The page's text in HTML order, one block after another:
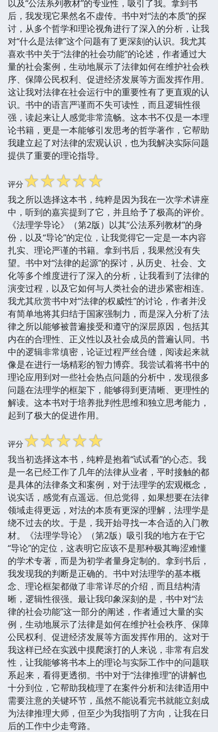
以及“公法系列教材”的专业性，吸引了我。拿到书
后，我发现它果然名不虚传。书中对“法的本质”的探
讨，从多个哲学和理论视角进行了深入的分析，让我
对“什么是法律”这个问题有了更深刻的认识。我尤其
喜欢书中关于“法律的社会功能”的论述，作者通过大
量的社会案例，生动地展示了法律如何在维护社会秩
序、保障公民权利、促进经济发展等方面发挥作用。
这让我对法律在社会运行中的重要性有了更直观的认
识。书中的语言严谨而不失可读性，而且逻辑性很
强，读起来让人感觉非常流畅。这本书不仅是一本理
论书籍，更是一本能够引发思考的哲学著作，它帮助
我建立起了对法律的宏观认识，也为我解决实际问题
提供了重要的理论指导。
评分☆☆☆☆☆
我之所以选择这本书，纯粹是因为我在一次学术讲座
中，听到的嘉宾提到了它，并且给予了极高的评价。
《法理学导论》（第2版）以其“公法系列教材”的身
份，以及“导论”的定位，让我觉得它一定是一本内容
扎实、理论严谨的书籍。拿到书后，我果然没有失
望。书中对“法律的起源”的探讨，从历史、社会、文
化等多个维度进行了深入的分析，让我看到了法律的
演变过程，以及它如何与人类社会的进步紧密相连。
我尤其欣赏书中对“法律的权威性”的讨论，作者并没
有简单地将其归结于国家强制力，而是深入分析了法
律之所以能够被普遍接受和遵守的深层原因，包括其
内在的合理性、正义性以及社会成员的普遍认同。书
中的逻辑非常缜密，论证过程严丝合缝，阅读起来就
像是在进行一场精彩的智力博弈。我尝试着将书中的
理论应用到对一些社会热点问题的分析中，发现很多
问题在法理学的框架下，能够得到更清晰、更理性的
解读。这本书对于培养批判性思维和独立思考能力，
起到了极大的促进作用。
评分☆☆☆☆☆
我当初选择这本书，纯粹是抱着“试试看”的心态。我
是一名已经工作了几年的法律从业者，平时接触的都
是具体的法律条文和案例，对于法理学的宏观概念，
说实话，感觉有点遥远。但总觉得，如果想要在法律
领域走得更远，对法的本质有更深的理解，法理学是
绕不过去的坎。于是，我开始寻找一本合适的入门教
材。《法理学导论》（第2版）吸引我的地方在于它
“导论”的定位，这表明它应该不是那种极其晦涩难懂
的学术专著，而是为初学者量身定制的。拿到书后，
我发现我的判断是正确的。书中对法理学的基本概
念、理论框架都做了非常详尽的介绍，而且结构清
晰，逻辑性很强。最让我印象深刻的是，书中对“法
律的社会功能”这一部分的阐述，作者通过大量的实
例，生动地展示了法律是如何在维护社会秩序、保障
公民权利、促进经济发展等方面发挥作用的。这对于
我这样已经在实践中摸爬滚打的人来说，非常有启发
性，让我能够将书本上的理论与实际工作中的问题联
系起来，看得更透彻。书中对于“法律推理”的讲解也
十分到位，它帮助我梳理了在案件分析和法律适用中
需要注意的关键环节，虽然不能说看完书就能立刻成
为法律推理大师，但至少为我指明了方向，让我在日
后的工作中少走弯路。